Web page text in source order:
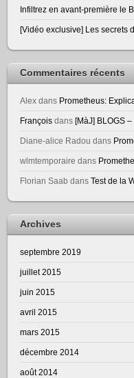
Infiltrez en avant-première le
[Vidéo exclusive] Les secrets
Commentaires récents
Alex dans Prometheus:
François dans [MàJ] BLOGS
Diane-alice Radou dans
wlmtemporaire dans
Florian Saab dansTest de la
Archives
septembre 2019
juillet 2015
juin 2015
avril 2015
mars 2015
décembre 2014
août 2014